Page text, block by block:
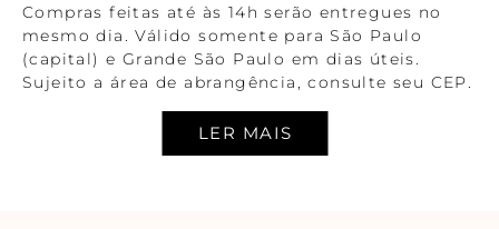
Compras feitas até às 14h serão entregues no
mesmo dia. Válido somente para São Paulo
(capital) e Grande São Paulo em dias úteis.
Sujeito a área de abrangência, consulte seu CEP.
ENTREGA A JATO (EM ATÉ DUAS HORAS)